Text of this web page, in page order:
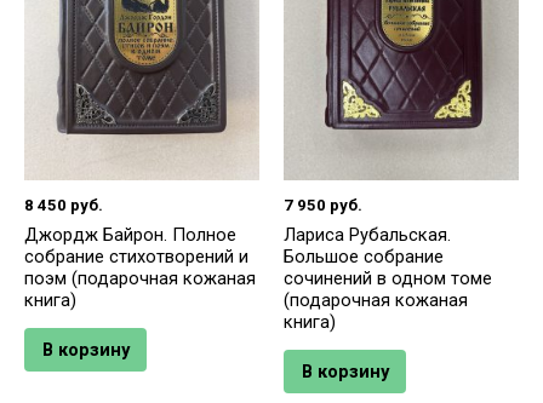
8 450 руб.
Джордж Байрон. Полное
собрание стихотворений и
поэм (подарочная кожаная
книга)
В корзину
7 950 руб.
Лариса Рубальская.
Большое собрание
сочинений в одном томе
(подарочная кожаная
книга)
В корзину